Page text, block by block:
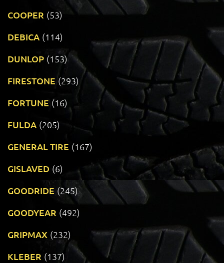
COOPER (53)
DEBICA (114)
DUNLOP (153)
FIRESTONE (293)
FORTUNE (16)
FULDA (205)
GENERAL TIRE (167)
GISLAVED (6)
GOODRIDE (245)
GOODYEAR (492)
GRIPMAX (232)
KLEBER (137)